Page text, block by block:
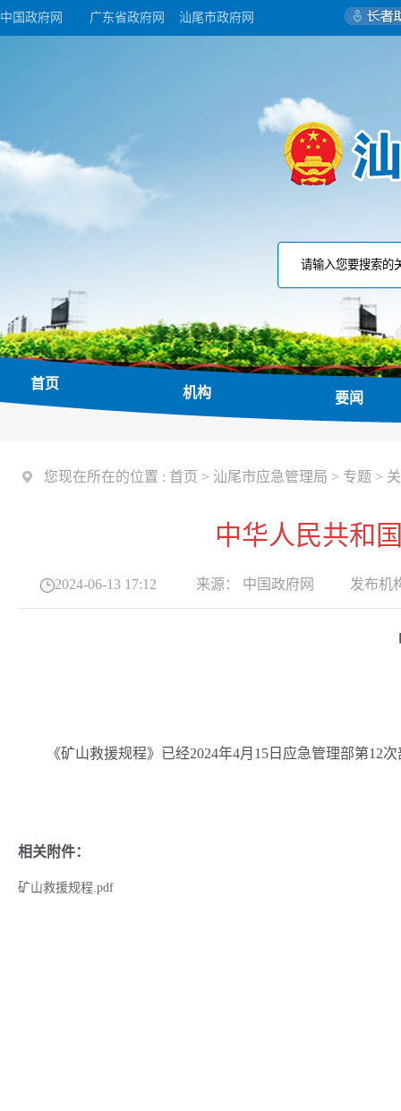
中国政府网 广东省政府网 汕尾市政府网
首页
机构 要闻
您现在所在的位置 : 首页 > 汕尾市应急管理局 > 专题 >
中华人民共和
2024-06-13 17:12 来源： 中国政府网 发布机
《矿山救援规程》已经2024年4月15日应急管理部第12次
相关附件：
矿山救援规程.pdf